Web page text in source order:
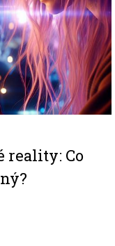
reality: Co